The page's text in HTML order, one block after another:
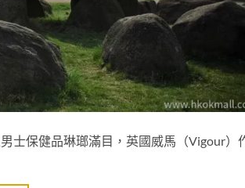
士保健品琳瑯滿目，英國威馬（Vigour）